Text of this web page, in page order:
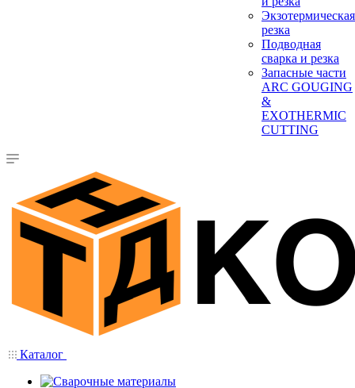
Экзотермическая
резка
Подводная
сварка и резка
Запасные части
ARC GOUGING
&
EXOTHERMIC
CUTTING
Каталог